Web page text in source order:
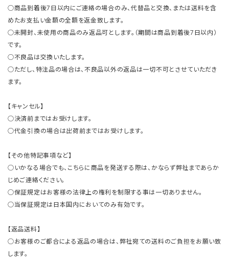
○商品到着後7日以内にご連絡の場合のみ、代替品と交換、または送料を含
めたお支払い金額の全額を返金致します。
○未開封、未使用の商品のみ返品可とします。（期間は商品到着後7日以内）
です。
○不良品は交換いたします。
○ただし、特注品の場合は、不良品以外の返品は一切不可とさせていただき
ます。
【キャンセル】
○決済前まではお受けします。
○代金引換の場合は出荷前まではお受けします。
【その他特記事項など】
○いかなる場合でも、こちらに商品を発送する際は、かならず弊社まであらか
じめご連絡ください。
○保証規定はお客様の法律上の権利を制限する事は一切ありません。
○当保証規定は日本国内においてのみ有効です。
【返品送料】
○お客様のご都合による返品の場合は、弊社宛ての送料のご負担をお願い致
します。